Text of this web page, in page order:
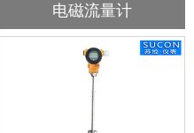
电磁流量计